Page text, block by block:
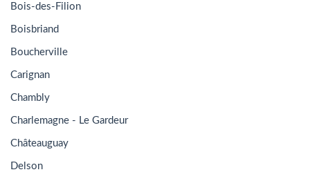
Bois-des-Filion
Boisbriand
Boucherville
Carignan
Chambly
Charlemagne - Le Gardeur
Châteauguay
Delson